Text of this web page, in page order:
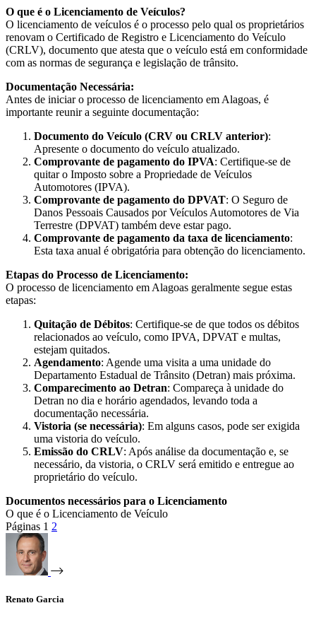
O que é o Licenciamento de Veículos?
O licenciamento de veículos é o processo pelo qual os proprietários
renovam o Certificado de Registro e Licenciamento do Veículo
(CRLV), documento que atesta que o veículo está em conformidade
com as normas de segurança e legislação de trânsito.
Documentação Necessária:
Antes de iniciar o processo de licenciamento em Alagoas, é
importante reunir a seguinte documentação:
Documento do Veículo (CRV ou CRLV anterior):
Apresente o documento do veículo atualizado.
Comprovante de pagamento do IPVA: Certifique-se de
quitar o Imposto sobre a Propriedade de Veículos
Automotores (IPVA).
Comprovante de pagamento do DPVAT: O Seguro de
Danos Pessoais Causados por Veículos Automotores de Via
Terrestre (DPVAT) também deve estar pago.
Comprovante de pagamento da taxa de licenciamento:
Esta taxa anual é obrigatória para obtenção do licenciamento.
Etapas do Processo de Licenciamento:
O processo de licenciamento em Alagoas geralmente segue estas
etapas:
Quitação de Débitos: Certifique-se de que todos os débitos
relacionados ao veículo, como IPVA, DPVAT e multas,
estejam quitados.
Agendamento: Agende uma visita a uma unidade do
Departamento Estadual de Trânsito (Detran) mais próxima.
Comparecimento ao Detran: Compareça à unidade do
Detran no dia e horário agendados, levando toda a
documentação necessária.
Vistoria (se necessária): Em alguns casos, pode ser exigida
uma vistoria do veículo.
Emissão do CRLV: Após análise da documentação e, se
necessário, da vistoria, o CRLV será emitido e entregue ao
proprietário do veículo.
Documentos necessários para o Licenciamento
O que é o Licenciamento de Veículo
Páginas 1 2
Renato Garcia